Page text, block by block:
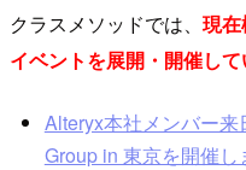
クラスメソッドでは、 現
イベントを展開・開催して
Alteryx本社メンバー
Group in 東京を開催し